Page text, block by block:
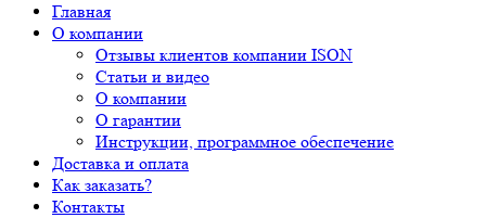
Главная
О компании
Отзывы клиентов компании ISON
Статьи и видео
О компании
О гарантии
Инструкции, программное обеспечение
Доставка и оплата
Как заказать?
Контакты